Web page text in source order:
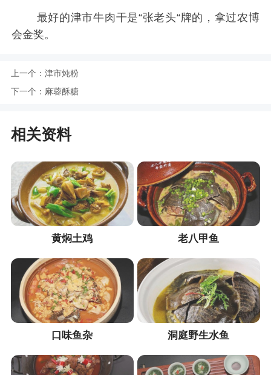
最好的津市牛肉干是“张老头“牌的，拿过农博
会金奖。
上一个： 津市炖粉
下一个： 麻蓉酥糖
相关资料
黄焖土鸡 老八甲鱼
口味鱼杂 洞庭野生水鱼